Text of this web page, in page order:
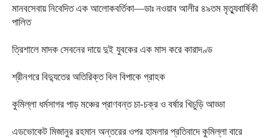
মানবসেবায় নিবেদিত এক আলোকবর্তিকা—ডাঃ নওয়াব আলীর ৪৯তম মৃত্যুবার্ষিকী
পালিত
ত্রিশালে মাদক সেবনের দায়ে দুই যুবকের এক মাস করে কারাদণ্ড
শ্রীনগরে বিদ্যুতের অতিরিক্ত বিল বিপাকে গ্রাহক
কুমিল্লা ধর্মসাগর পাড় মঞ্চের প্রাণবন্ত চা-চক্র ও বর্ষার খিচুড়ি আড্ডা
এডভোকেট মিজানুর রহমান অন্তরের ওপর হামলার প্রতিবাদে কুমিল্লা বারে